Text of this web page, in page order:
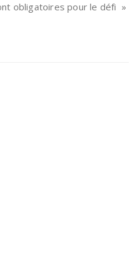
obligatoires pour le défi »